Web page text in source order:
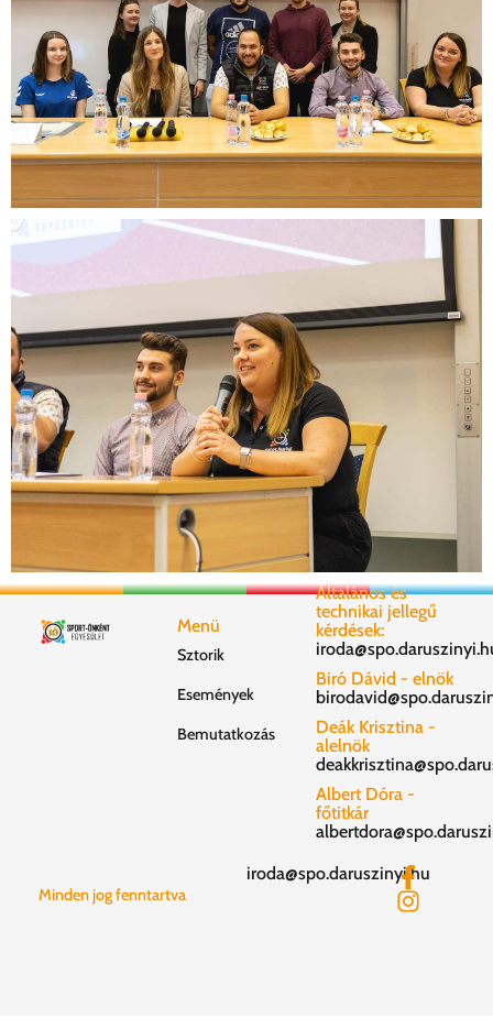
Menü
Sztorik
Események
Bemutatkozás
Általános és
technikai jellegű
kérdések:
Biró Dávid - elnök
Deák Krisztina -
alelnök
Albert Dóra -
főtitkár
Minden jog fenntartva
iroda@spo.daruszinyi.hu